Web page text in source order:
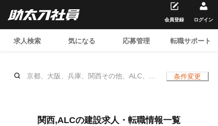
求人検索 気になる 応募管理 転職サポート
会員登録 ログイン
京都、大阪、兵庫、関西その他、ALC、、
条件変更
関西,ALCの建設求人・転職情報一覧